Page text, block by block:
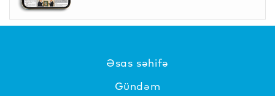
Əsas səhifə
Gündəm